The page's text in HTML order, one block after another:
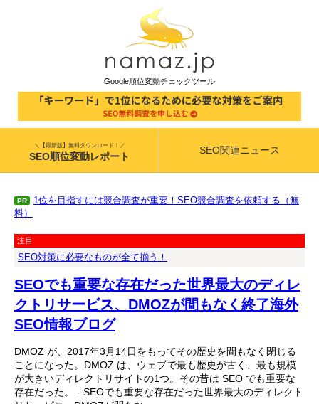
Google順位変動チェックツール
＼【最新版】無料ダウンロード！／
SEO順位変動レポート
SEO関連ニュース
PR
1位を目指すには競合調査が重要！SEO競合調査を依頼する（無
料）
注目
SEO対策に必要なものが全て揃う！
SEOでも重要な存在だった世界最大のディレ
クトリサービス、DMOZが間もなく終了海外
SEO情報ブログ
DMOZ が、2017年3月14日をもってその歴史を間もなく閉じる
ことになった。DMOZ は、ウェブで最も歴史が古く、最も規模
が大きいディレクトリサイトの1つ。その昔は SEO でも重要な
存在だった。 - SEOでも重要な存在だった世界最大のディレクト